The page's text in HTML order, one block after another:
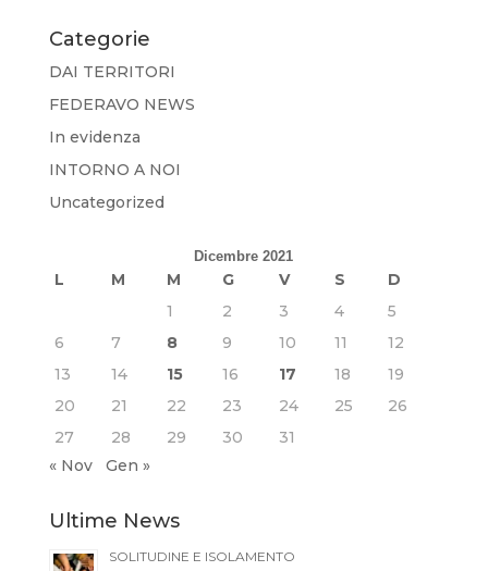
Categorie
DAI TERRITORI
FEDERAVO NEWS
In evidenza
INTORNO A NOI
Uncategorized
Dicembre 2021
L M M G V S
D
1
2 3 4
5
6
7 8 9 10 11
12
13
14 15 16 17 18
19
20
21 22 23 24 25
26
27
28 29 30
31
« Nov
Gen »
Ultime News
SOLITUDINE E ISOLAMENTO